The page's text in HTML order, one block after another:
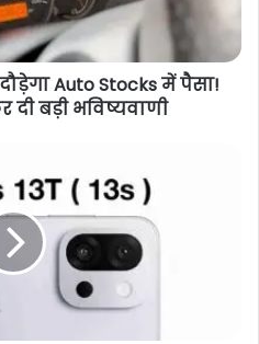
Auto Stocks में पैसा!
दी बड़ी भविष्यवाणी